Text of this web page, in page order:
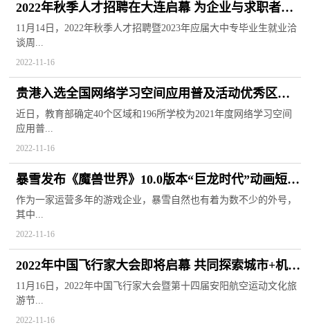
2022年秋季人才招聘在大连启幕 为企业与求职者搭
建精准对接平台
11月14日，2022年秋季人才招聘暨2023年应届大中专毕业生就业洽
谈周...
2022-11-16
贵港入选全国网络学习空间应用普及活动优秀区域
在线教学取得成效
近日，教育部确定40个区域和196所学校为2021年度网络学习空间
应用普...
2022-11-16
暴雪发布《魔兽世界》10.0版本“巨龙时代”动画短片
将与11月底上线
作为一家运营多年的游戏企业，暴雪自然也有着为数不少的外号，
其中...
2022-11-16
2022年中国飞行家大会即将启幕 共同探索城市+机场
的新发展模式
11月16日，2022年中国飞行家大会暨第十四届安阳航空运动文化旅
游节...
2022-11-16